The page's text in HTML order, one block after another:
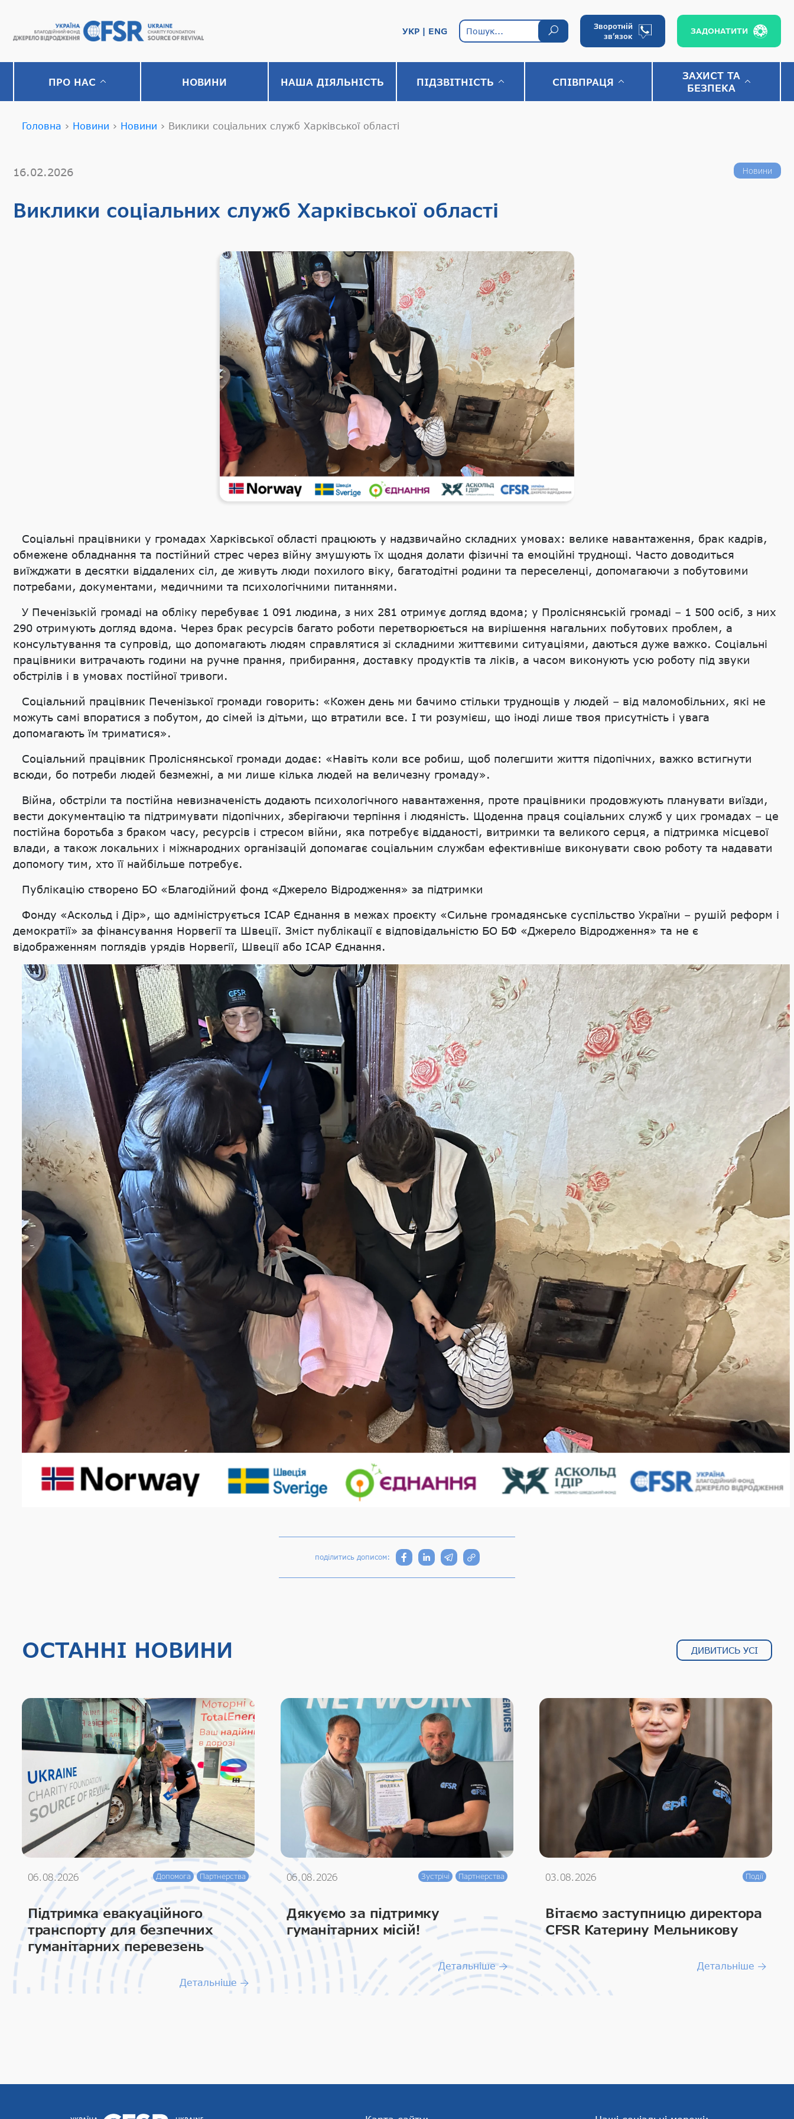
УКР ENG
Зворотній
зв’язок
ЗАДОНАТИТИ
ПРО НАС НОВИНИ НАША ДІЯЛЬНІСТЬ ПІДЗВІТНІСТЬ СПІВПРАЦЯ
ЗАХИСТ ТА
БЕЗПЕКА
Головна › Новини › Новини › Виклики соціальних служб Харківської області
16.02.2026 Новини
Виклики соціальних служб Харківської області
Соціальні працівники у громадах Харківської області працюють у надзвичайно складних умовах: велике навантаження, брак кадрів,
обмежене обладнання та постійний стрес через війну змушують їх щодня долати фізичні та емоційні труднощі. Часто доводиться
виїжджати в десятки віддалених сіл, де живуть люди похилого віку, багатодітні родини та переселенці, допомагаючи з побутовими
потребами, документами, медичними та психологічними питаннями.
У Печенізькій громаді на обліку перебуває 1 091 людина, з них 281 отримує догляд вдома; у Проліснянській громаді – 1 500 осіб, з них
290 отримують догляд вдома. Через брак ресурсів багато роботи перетворюється на вирішення нагальних побутових проблем, а
консультування та супровід, що допомагають людям справлятися зі складними життєвими ситуаціями, даються дуже важко. Соціальні
працівники витрачають години на ручне прання, прибирання, доставку продуктів та ліків, а часом виконують усю роботу під звуки
обстрілів і в умовах постійної тривоги.
Соціальний працівник Печенізької громади говорить: «Кожен день ми бачимо стільки труднощів у людей – від маломобільних, які не
можуть самі впоратися з побутом, до сімей із дітьми, що втратили все. І ти розумієш, що іноді лише твоя присутність і увага
допомагають їм триматися».
Соціальний працівник Проліснянської громади додає: «Навіть коли все робиш, щоб полегшити життя підопічних, важко встигнути
всюди, бо потреби людей безмежні, а ми лише кілька людей на величезну громаду».
Війна, обстріли та постійна невизначеність додають психологічного навантаження, проте працівники продовжують планувати виїзди,
вести документацію та підтримувати підопічних, зберігаючи терпіння і людяність. Щоденна праця соціальних служб у цих громадах – це
постійна боротьба з браком часу, ресурсів і стресом війни, яка потребує відданості, витримки та великого серця, а підтримка місцевої
влади, а також локальних і міжнародних організацій допомагає соціальним службам ефективніше виконувати свою роботу та надавати
допомогу тим, хто її найбільше потребує.
Публікацію створено БО «Благодійний фонд «Джерело Відродження» за підтримки
Фонду «Аскольд і Дір», що адмініструється ICAP Єднання в межах проєкту «Сильне громадянське суспільство України – рушій реформ і
демократії» за фінансування Норвегії та Швеції. Зміст публікації є відповідальністю БО БФ «Джерело Відродження» та не є
відображенням поглядів урядів Норвегії, Швеції або ICAP Єднання.
поділитись дописом:
ОСТАННІ НОВИНИ ДИВИТИСЬ УСІ
06.08.2026 Допомога Партнерства
Підтримка евакуаційного
транспорту для безпечних
гуманітарних перевезень
Детальніше
06.08.2026 Зустрічі Партнерства
Дякуємо за підтримку
гуманітарних місій!
Детальніше
03.08.2026 Події
Вітаємо заступницю директора
CFSR Катерину Мельникову
Детальніше